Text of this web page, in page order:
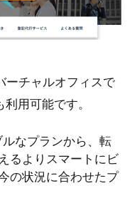
ーチャルオフィスで
用可能です。
なプランから、転
るよりスマートにビ
の状況に合わせたプ